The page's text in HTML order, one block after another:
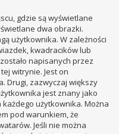
gdzie są wyświetlane
dwa obrazki.
użytkownika. W zależności
kwadracików lub
napisanych przez
witrynie. Jest on
Drugi, zazwyczaj większy
jest znany jako
użytkownika. Można
pod warunkiem, że
Jeśli nie można